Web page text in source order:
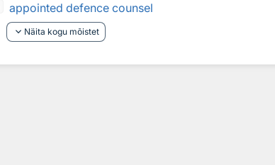
appointed defence counsel
keyboard_arrow_down Näita kogu mõistet